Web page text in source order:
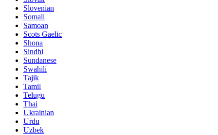
Slovenian
Somali
Samoan
Scots Gaelic
Shona
Sindhi
Sundanese
Swahili
Tajik
Tamil
Telugu
Thai
Ukrainian
Urdu
Uzbek